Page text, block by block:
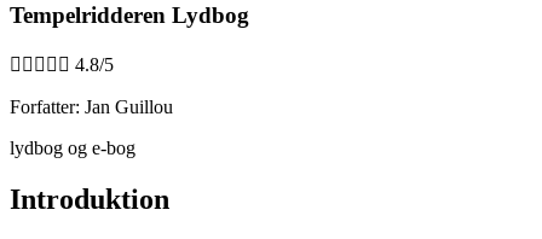
Tempelridderen Lydbog
     4.8/5
Forfatter: Jan Guillou
lydbog og e-bog
Introduktion